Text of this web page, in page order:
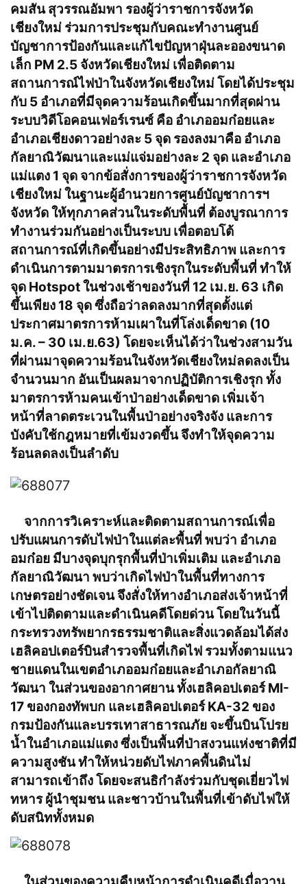
คมสัน สุวรรณอัมพา รองผู้ว่าราชการจังหวัด
เชียงใหม่ ร่วมการประชุมกับคณะทำงานศูนย์
บัญชาการป้องกันและแก้ไขปัญหาฝุ่นละอองขนาด
เล็ก PM 2.5 จังหวัดเชียงใหม่ เพื่อติดตาม
สถานการณ์ไฟป่าในจังหวัดเชียงใหม่ โดยได้ประชุม
กับ 5 อำเภอที่มีจุดความร้อนเกิดขึ้นมากที่สุดผ่าน
ระบบวิดีโอคอนเฟอร์เรนซ์ คือ อำเภออมก๋อยและ
อำเภอเชียงดาวอย่างละ 5 จุด รองลงมาคือ อำเภอ
กัลยาณิวัฒนาและแม่แจ่มอย่างละ 2 จุด และอำเภอ
แม่แตง 1 จุด จากข้อสั่งการของผู้ว่าราชการจังหวัด
เชียงใหม่ ในฐานะผู้อำนวยการศูนย์บัญชาการฯ
จังหวัด ให้ทุกภาคส่วนในระดับพื้นที่ ต้องบูรณาการ
ทำงานร่วมกันอย่างเป็นระบบ เพื่อตอบโต้
สถานการณ์ที่เกิดขึ้นอย่างมีประสิทธิภาพ และการ
ดำเนินการตามมาตรการเชิงรุกในระดับพื้นที่ ทำให้
จุด Hotspot ในช่วงเช้าของวันที่ 12 เม.ย. 63 เกิด
ขึ้นเพียง 18 จุด ซึ่งถือว่าลดลงมากที่สุดตั้งแต่
ประกาศมาตรการห้ามเผาในที่โล่งเด็ดขาด (10
ม.ค. – 30 เม.ย.63) โดยจะเห็นได้ว่าในช่วงสามวัน
ที่ผ่านมาจุดความร้อนในจังหวัดเชียงใหม่ลดลงเป็น
จำนวนมาก อันเป็นผลมาจากปฏิบัติการเชิงรุก ทั้ง
มาตรการห้ามคนเข้าป่าอย่างเด็ดขาด เพิ่มเจ้า
หน้าที่ลาดตระเวนในพื้นป่าอย่างจริงจัง และการ
บังคับใช้กฎหมายที่เข้มงวดขึ้น จึงทำให้จุดความ
ร้อนลดลงเป็นลำดับ
จากการวิเคราะห์และติดตามสถานการณ์เพื่อ
ปรับแผนการดับไฟป่าในแต่ละพื้นที่ พบว่า อำเภอ
อมก๋อย มีบางจุดบุกรุกพื้นที่ป่าเพิ่มเติม และอำเภอ
กัลยาณิวัฒนา พบว่าเกิดไฟป่าในพื้นที่ทางการ
เกษตรอย่างชัดเจน จึงสั่งให้ทางอำเภอส่งเจ้าหน้าที่
เข้าไปติดตามและดำเนินคดีโดยด่วน โดยในวันนี้
กระทรวงทรัพยากรธรรมชาติและสิ่งแวดล้อมได้ส่ง
เฮลิคอปเตอร์บินสำรวจพื้นที่เกิดไฟ รวมทั้งตามแนว
ชายแดนในเขตอำเภออมก๋อยและอำเภอกัลยาณิ
วัฒนา ในส่วนของอากาศยาน ทั้งเฮลิคอปเตอร์ MI-
17 ของกองทัพบก และเฮลิคอปเตอร์ KA-32 ของ
กรมป้องกันและบรรเทาสาธารณภัย จะขึ้นบินโปรย
น้ำในอำเภอแม่แตง ซึ่งเป็นพื้นที่ป่าสงวนแห่งชาติที่มี
ความสูงชัน ทำให้หน่วยดับไฟภาคพื้นดินไม่
สามารถเข้าถึง โดยจะสนธิกำลังร่วมกับชุดเยี่ยวไฟ
ทหาร ผู้นำชุมชน และชาวบ้านในพื้นที่เข้าดับไฟให้
ดับสนิททั้งหมด